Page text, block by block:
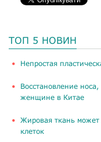
ТОП 5 НОВИН
​Непростая
Восстановление
женщине в Китае
Жировая ткань может
клеток